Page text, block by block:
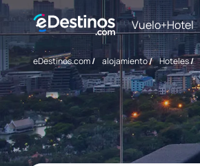
Vuelo+Hotel
eDestinos.com/ alojamiento/ Hoteles/